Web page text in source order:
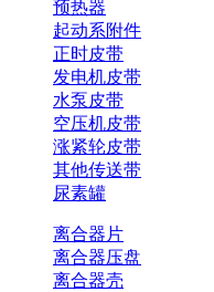
预热器
起动系附件
正时皮带
发电机皮带
水泵皮带
空压机皮带
涨紧轮皮带
其他传送带
尿素罐
离合器片
离合器压盘
离合器壳